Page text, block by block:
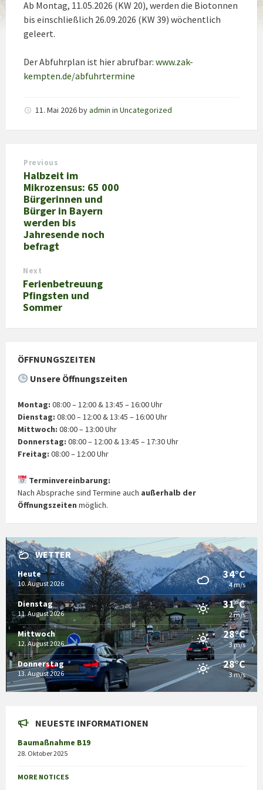
Ab Montag, 11.05.2026 (KW 20), werden die Biotonnen
bis einschließlich 26.09.2026 (KW 39) wöchentlich
geleert.
Der Abfuhrplan ist hier abrufbar: www.zak-
kempten.de/abfuhrtermine
11. Mai 2026byadmin in Uncategorized
Previous
Halbzeit im
Mikrozensus: 65 000
Bürgerinnen und
Bürger in Bayern
werden bis
Jahresende noch
befragt
Next
Ferienbetreuung
Pfingsten und
Sommer
ÖFFNUNGSZEITEN
Unsere Öffnungszeiten
Montag: 08:00 – 12:00 & 13:45 – 16:00 Uhr
Dienstag: 08:00 – 12:00 & 13:45 – 16:00 Uhr
Mittwoch: 08:00 – 13:00 Uhr
Donnerstag: 08:00 – 12:00 & 13:45 – 17:30 Uhr
Freitag: 08:00 – 12:00 Uhr
Terminvereinbarung:
Nach Absprache sind Termine auch außerhalb der
Öffnungszeiten möglich.
WETTER
Heute
10. August 2026
34°C
4 m/s
Dienstag
11. August 2026
31°C
2 m/s
Mittwoch
12. August 2026
28°C
3 m/s
Donnerstag
13. August 2026
28°C
3 m/s
NEUESTE INFORMATIONEN
Baumaßnahme B19
28. Oktober 2025
MORE NOTICES